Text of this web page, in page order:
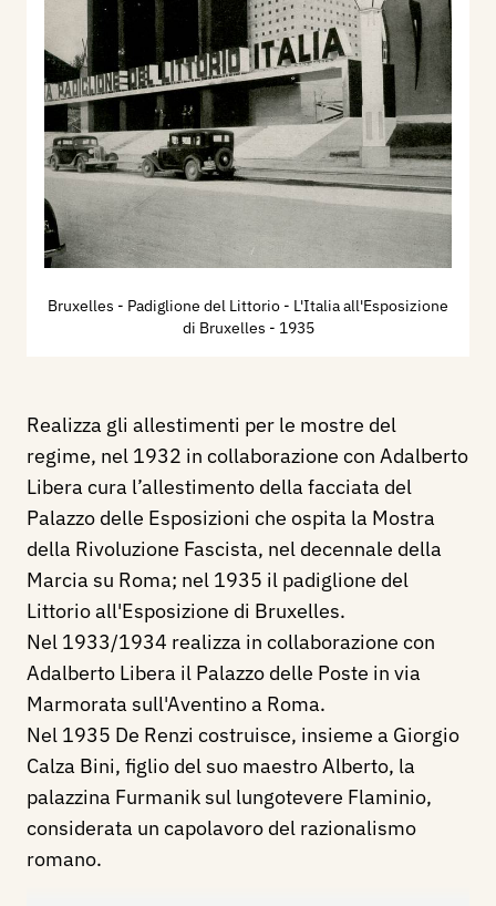
Bruxelles - Padiglione del Littorio - L'Italia all'Esposizione
di Bruxelles - 1935
Realizza gli allestimenti per le mostre del
regime, nel 1932 in collaborazione con Adalberto
Libera cura l’allestimento della facciata del
Palazzo delle Esposizioni che ospita la Mostra
della Rivoluzione Fascista, nel decennale della
Marcia su Roma; nel 1935 il padiglione del
Littorio all'Esposizione di Bruxelles.
Nel 1933/1934 realizza in collaborazione con
Adalberto Libera il Palazzo delle Poste in via
Marmorata sull'Aventino a Roma.
Nel 1935 De Renzi costruisce, insieme a Giorgio
Calza Bini, figlio del suo maestro Alberto, la
palazzina Furmanik sul lungotevere Flaminio,
considerata un capolavoro del razionalismo
romano.